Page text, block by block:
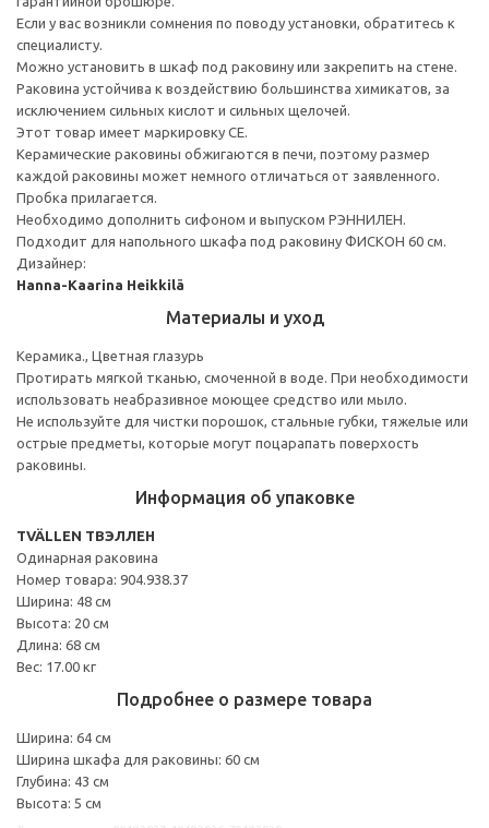
Если у вас возникли сомнения по поводу установки, обратитесь к
специалисту.
Можно установить в шкаф под раковину или закрепить на стене.
Раковина устойчива к воздействию большинства химикатов, за
исключением сильных кислот и сильных щелочей.
Этот товар имеет маркировку CE.
Керамические раковины обжигаются в печи, поэтому размер
каждой раковины может немного отличаться от заявленного.
Пробка прилагается.
Необходимо дополнить сифоном и выпуском РЭННИЛЕН.
Подходит для напольного шкафа под раковину ФИСКОН 60 см.
Дизайнер:
Hanna-Kaarina Heikkilä
Материалы и уход
Керамика., Цветная глазурь
Протирать мягкой тканью, смоченной в воде. При необходимости
использовать неабразивное моющее средство или мыло.
Не используйте для чистки порошок, стальные губки, тяжелые или
острые предметы, которые могут поцарапать поверхость
раковины.
Информация об упаковке
TVÄLLEN ТВЭЛЛЕН
Одинарная раковина
Номер товара: 904.938.37
Ширина: 48 см
Высота: 20 см
Длина: 68 см
Вес: 17.00 кг
Подробнее о размере товара
Ширина: 64 см
Ширина шкафа для раковины: 60 см
Глубина: 43 см
Высота: 5 см